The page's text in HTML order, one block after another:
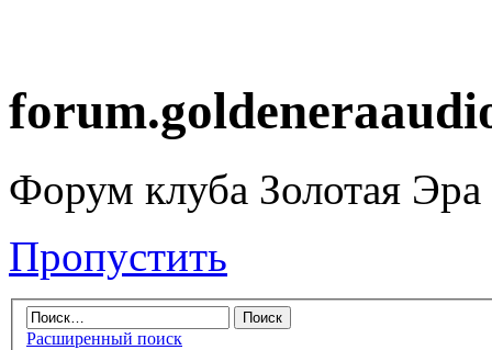
Форум клуба Золотая
Пропустить
Расширенный поиск